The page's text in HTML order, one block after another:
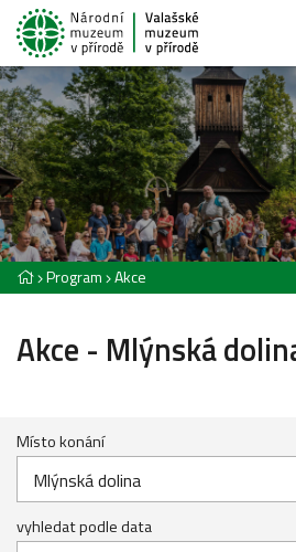
Program Akce
Akce - Mlýnská
Místo konání
Mlýnská dolina
vyhledat podle data